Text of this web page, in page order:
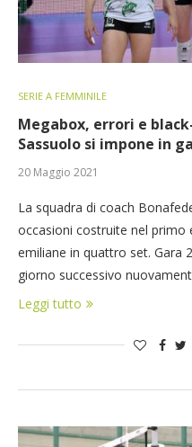
SERIE A FEMMINILE
Megabox, errori e
Sassuolo si impone in
20 Maggio 2021
La squadra di coach
occasioni costruite nel primo
emiliane in quattro set. Gara
giorno successivo
Leggi tutto